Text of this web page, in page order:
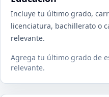
Incluye tu último grado,
licenciatura, bachillerato o
relevante.
Agrega tu último grado de
relevante.